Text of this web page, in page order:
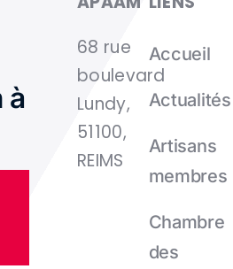
à
68 rue
boulevard
Lundy,
51100,
REIMS
Accueil
Actualités
Artisans
membres
Chambre
des